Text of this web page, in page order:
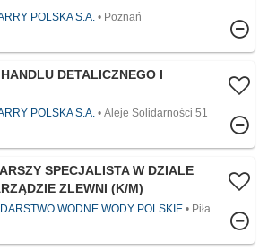
POLSKA S.A.
Poznań
DETALICZNEGO I
POLSKA S.A.
Aleje Solidarności 51
SPECJALISTA W DZIALE
ZLEWNI (K/M)
WODNE WODY POLSKIE
Piła